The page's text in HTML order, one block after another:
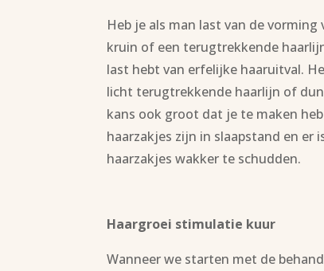
Heb je als man last van de
kruin of een terugtrekkende
last hebt van erfelijke haaruitval.
licht terugtrekkende haarlijn of
kans ook groot dat je te maken
haarzakjes zijn in slaapstand en er
haarzakjes wakker te schudden.
Haargroei stimulatie kuur
Wanneer we starten met de